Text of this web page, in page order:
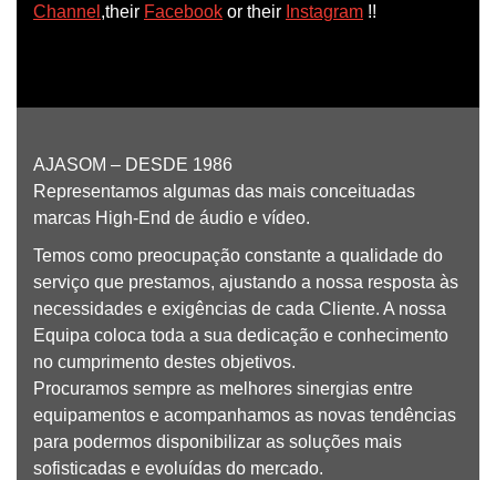
Channel ,their Facebook or their Instagram !!
AJASOM – DESDE 1986
Representamos algumas das mais conceituadas
marcas High-End de áudio e vídeo.
Temos como preocupação constante a qualidade do
serviço que prestamos, ajustando a nossa resposta às
necessidades e exigências de cada Cliente. A nossa
Equipa coloca toda a sua dedicação e conhecimento
no cumprimento destes objetivos.
Procuramos sempre as melhores sinergias entre
equipamentos e acompanhamos as novas tendências
para podermos disponibilizar as soluções mais
sofisticadas e evoluídas do mercado.